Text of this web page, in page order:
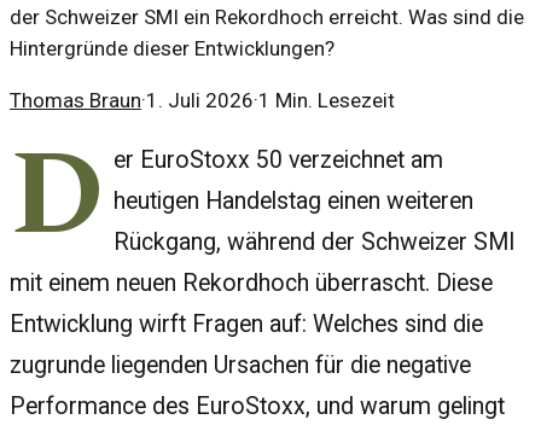
der Schweizer SMI ein Rekordhoch erreicht. Was sind die
Hintergründe dieser Entwicklungen?
Thomas Braun·1. Juli 2026·1 Min. Lesezeit
D er EuroStoxx 50 verzeichnet am
heutigen Handelstag einen weiteren
Rückgang, während der Schweizer SMI
mit einem neuen Rekordhoch überrascht. Diese
Entwicklung wirft Fragen auf: Welches sind die
zugrunde liegenden Ursachen für die negative
Performance des EuroStoxx, und warum gelingt